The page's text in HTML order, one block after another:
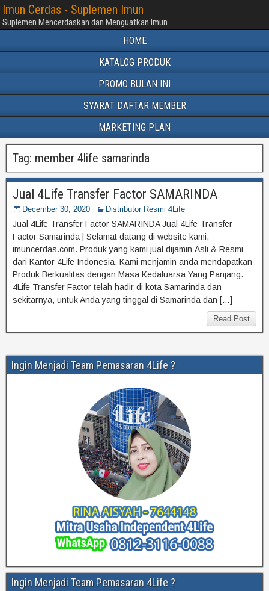
Imun Cerdas - Suplemen Imun
Suplemen Mencerdaskan dan Menguatkan Imun
HOME
KATALOG PRODUK
PROMO BULAN INI
SYARAT DAFTAR MEMBER
MARKETING PLAN
Tag: member 4life samarinda
Jual 4Life Transfer Factor SAMARINDA
December 30, 2020 Distributor Resmi 4Life
Jual 4Life Transfer Factor SAMARINDA Jual 4Life Transfer
Factor Samarinda | Selamat datang di website kami,
imuncerdas.com. Produk yang kami jual dijamin Asli & Resmi
dari Kantor 4Life Indonesia. Kami menjamin anda mendapatkan
Produk Berkualitas dengan Masa Kedaluarsa Yang Panjang.
4Life Transfer Factor telah hadir di kota Samarinda dan
sekitarnya, untuk Anda yang tinggal di Samarinda dan […]
Read Post
Ingin Menjadi Team Pemasaran 4Life ?
Ingin Menjadi Team Pemasaran 4Life ?